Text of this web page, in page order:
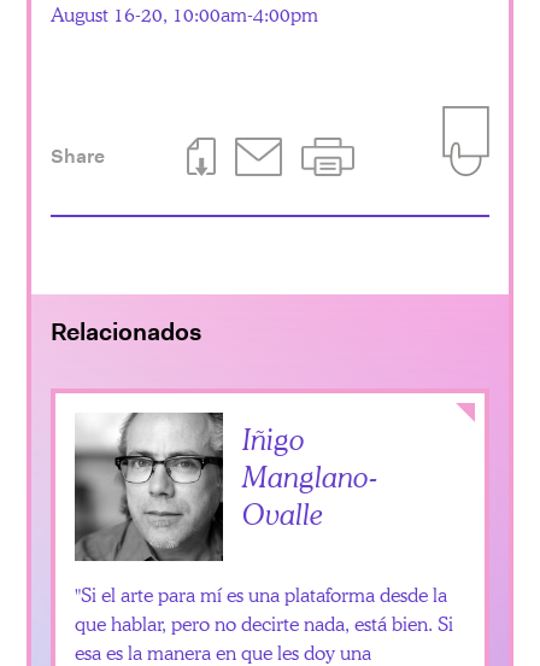
August 16-20, 10:00am-4:00pm
Share
Relacionados
Collapse
Iñigo
Manglano-
Ovalle
Si el arte para mí es una plataforma desde la
que hablar, pero no decirte nada, está bien. Si
esa es la manera en que les doy una